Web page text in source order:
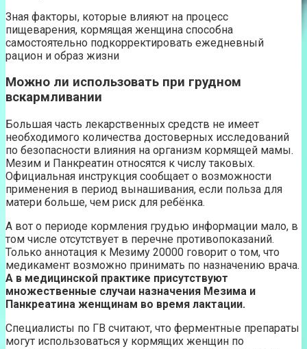
Зная факторы, которые влияют на процесс
пищеварения, кормящая женщина способна
самостоятельно подкорректировать ежедневный
рацион и образ жизни
Можно ли использовать при грудном
вскармливании
Большая часть лекарственных средств не имеет
необходимого количества достоверных исследований
по безопасности влияния на организм кормящей мамы.
Мезим и Панкреатин относятся к числу таковых.
Официальная инструкция сообщает о возможности
применения в период вынашивания, если польза для
матери больше, чем риск для ребёнка.
А вот о периоде кормления грудью информации мало, в
том числе отсутствует в перечне противопоказаний.
Только аннотация к Мезиму 20000 говорит о том, что
медикамент возможно принимать по назначению врача.
А в медицинской практике присутствуют
множественные случаи назначения Мезима и
Панкреатина женщинам во время лактации.
Специалисты по ГВ считают, что ферментные препараты
могут использоваться у кормящих женщин по